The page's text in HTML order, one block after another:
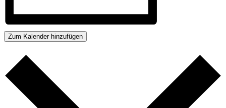
Zum Kalender hinzufügen